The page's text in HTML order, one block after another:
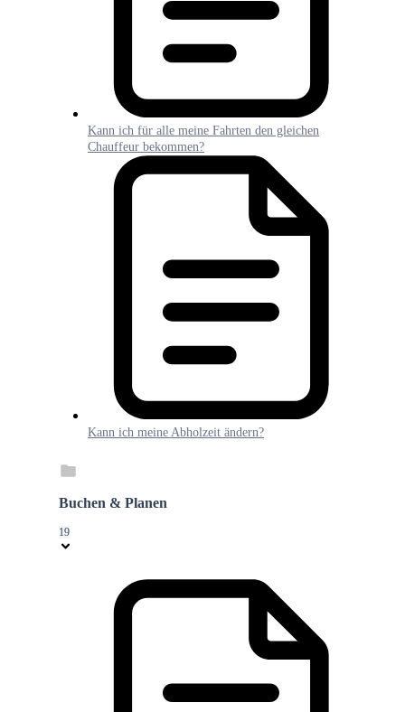
Kann ich für alle meine Fahrten den gleichen
Chauffeur bekommen?
Kann ich meine Abholzeit ändern?
Buchen & Planen
19